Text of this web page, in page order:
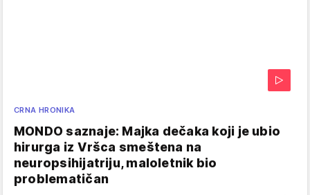
CRNA HRONIKA
MONDO saznaje: Majka dečaka koji je ubio
hirurga iz Vršca smeštena na
neuropsihijatriju, maloletnik bio
problematičan